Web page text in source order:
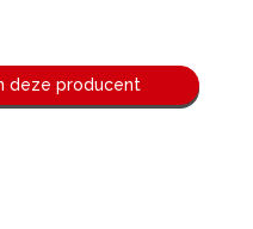
deze producent